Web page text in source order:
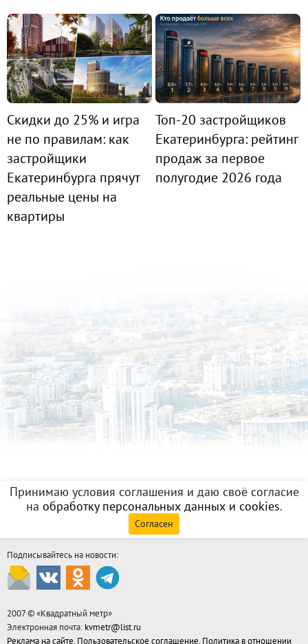
Скидки до 25% и игра
не по правилам: как
застройщики
Екатеринбурга прячут
реальные цены на
квартиры
Топ-20 застройщиков
Екатеринбурга: рейтинг
продаж за первое
полугодие 2026 года
Принимаю условия соглашения и даю своё согласие
на обработку персональных данных и cookies.
Согласен
Подписывайтесь на новости:
2007 © «Квадратный метр»
Электронная почта: kvmetr@list.ru
Реклама на сайте, Пользовательское соглашение, Политика в отношении